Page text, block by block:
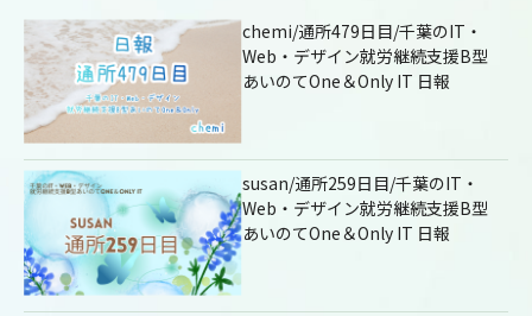
chemi/通所479日目/千葉のIT・
Web・デザイン就労継続支援B型
あいのてOne＆Only IT 日報
susan/通所259日目/千葉のIT・
Web・デザイン就労継続支援B型
あいのてOne＆Only IT 日報